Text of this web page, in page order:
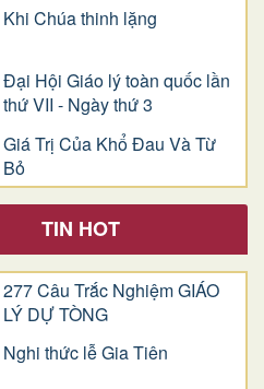
Khi Chúa thinh lặng
Đại Hội Giáo lý toàn quốc lần
thứ VII - Ngày thứ 3
Giá Trị Của Khổ Ðau Và Từ
Bỏ
TIN HOT
277 Câu Trắc Nghiệm GIÁO
LÝ DỰ TÒNG
Nghi thức lễ Gia Tiên